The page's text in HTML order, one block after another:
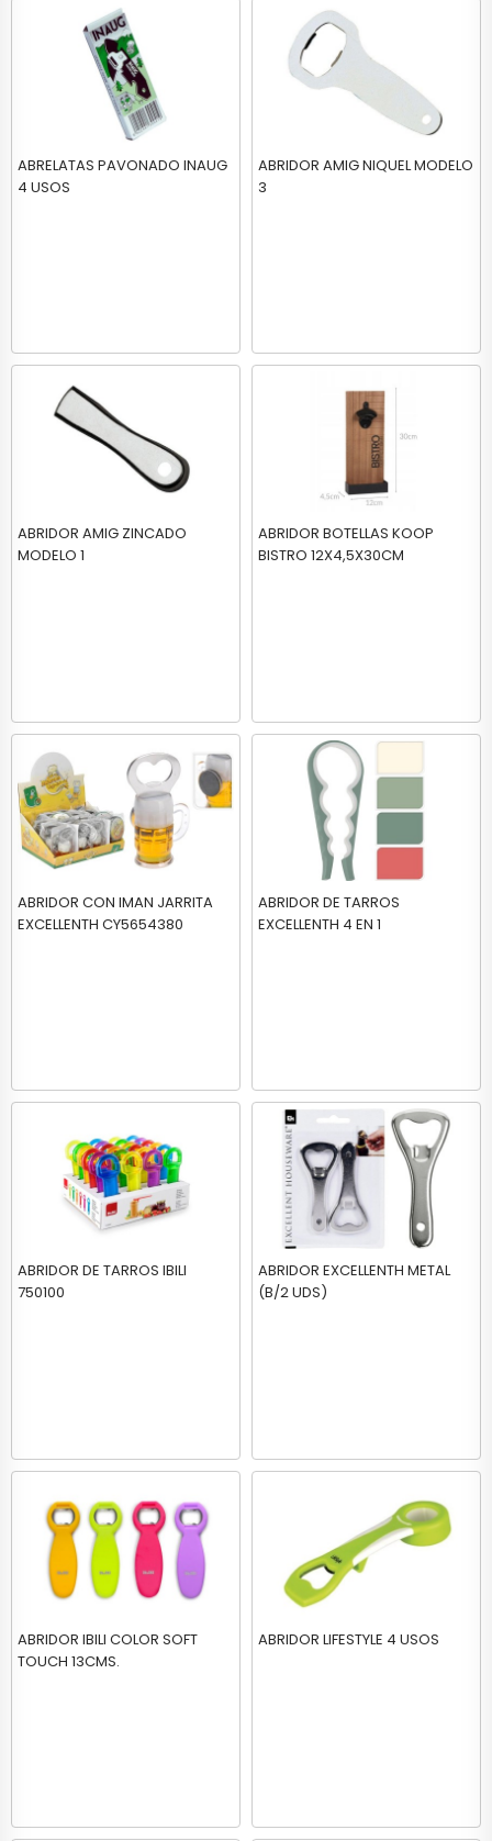
ABRELATAS PAVONADO INAUG
4 USOS
ABRIDOR AMIG NIQUEL MODELO
3
ABRIDOR AMIG ZINCADO
MODELO 1
ABRIDOR BOTELLAS KOOP
BISTRO 12X4,5X30CM
ABRIDOR CON IMAN JARRITA
EXCELLENTH CY5654380
ABRIDOR DE TARROS
EXCELLENTH 4 EN 1
ABRIDOR DE TARROS IBILI
750100
ABRIDOR EXCELLENTH METAL
(B/2 UDS)
ABRIDOR IBILI COLOR SOFT
TOUCH 13CMS.
ABRIDOR LIFESTYLE 4 USOS